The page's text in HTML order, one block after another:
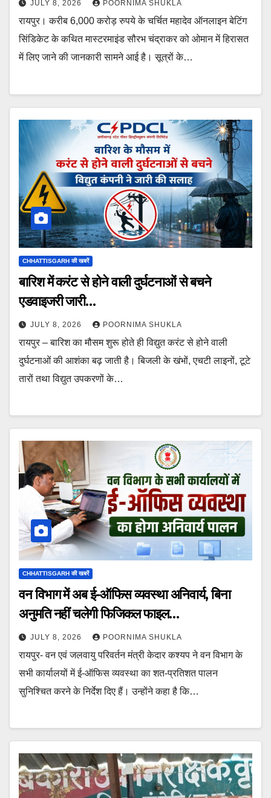
JULY 8, 2026 POORNIMA SHUKLA
रायपुर। करीब 6,000 करोड़ रुपये के चर्चित महादेव ऑनलाइन बेटिंग
सिंडिकेट के कथित मास्टरमाइंड सौरभ चंद्राकर को ओमान में हिरासत
में लिए जाने की जानकारी सामने आई है। सूत्रों के…
CHHATTISGARH की खबरें
बारिश में करंट से होने वाली दुर्घटनाओं से बचने
एडवाइजरी जारी…
JULY 8, 2026 POORNIMA SHUKLA
रायपुर – बारिश का मौसम शुरू होते ही विद्युत करंट से होने वाली
दुर्घटनाओं की आशंका बढ़ जाती है। बिजली के खंभों, एचटी लाइनों, टूटे
तारों तथा विद्युत उपकरणों के…
CHHATTISGARH की खबरें
वन विभाग में अब ई-ऑफिस व्यवस्था अनिवार्य, बिना
अनुमति नहीं चलेगी फिजिकल फाइल…
JULY 8, 2026 POORNIMA SHUKLA
रायपुर- वन एवं जलवायु परिवर्तन मंत्री केदार कश्यप ने वन विभाग के
सभी कार्यालयों में ई-ऑफिस व्यवस्था का शत-प्रतिशत पालन
सुनिश्चित करने के निर्देश दिए हैं। उन्होंने कहा है कि…